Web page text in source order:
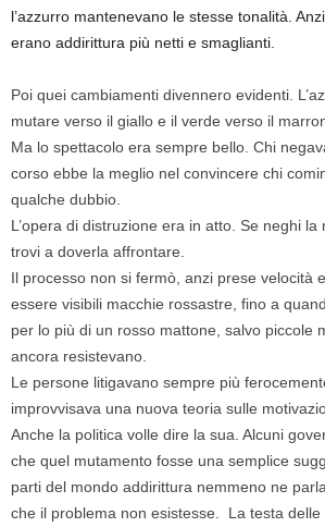
l’azzurro mantenevano le stesse tonalità.
erano addirittura più netti e smaglianti.
Poi quei cambiamenti divennero evidenti.
mutare verso il giallo e il verde verso il
Ma lo spettacolo era sempre bello. Chi
corso ebbe la meglio nel convincere chi
qualche dubbio.
L’opera di distruzione era in atto. Se neghi
trovi a doverla affrontare.
Il processo non si fermò, anzi prese velocità
essere visibili macchie rossastre, fino a
per lo più di un rosso mattone, salvo piccole
ancora resistevano.
Le persone litigavano sempre più
improvvisava una nuova teoria sulle
Anche la politica volle dire la sua. Alcuni
che quel mutamento fosse una semplice
parti del mondo addirittura nemmeno ne
che il problema non esistesse. La testa